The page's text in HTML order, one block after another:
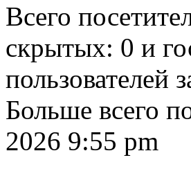
Всего
скрытых: 0 и
пользователей
Больше всего
2026 9:55 pm